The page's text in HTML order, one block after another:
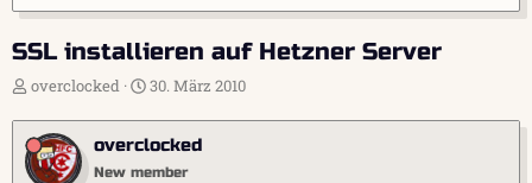
SSL installieren auf Hetzner Server
E
s
t
e
overclocked
E
s
t
e
30. März 2010
overclocked
New member